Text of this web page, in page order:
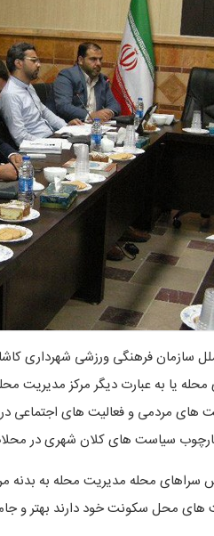
سازمان فرهنگی ورزشی شهرداری
یا به عبارت دیگر مرکز مدیریت
های مردمی و فعالیت های اجتماعی
سیاست های کلان شهری در
سراهای محله مدیریت محله به
های محل سکونت خود دارند بهتر و